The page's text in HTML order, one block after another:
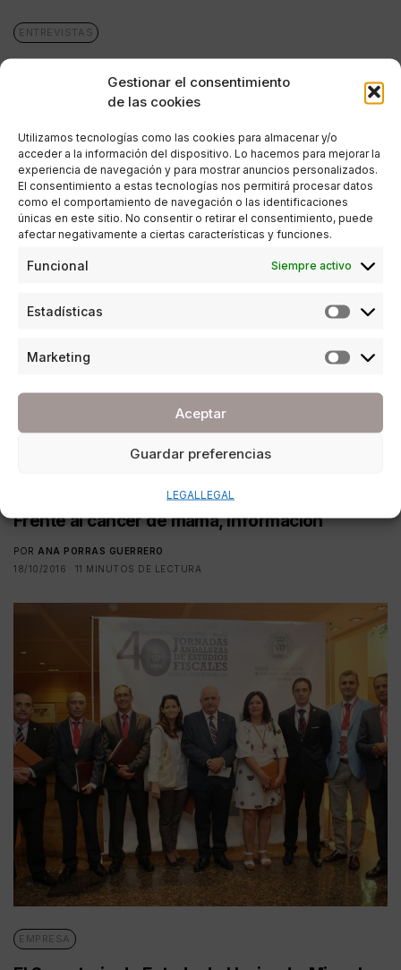
Gestionar el consentimiento
de las cookies
Utilizamos tecnologías como las cookies para almacenar y/o
acceder a la información del dispositivo. Lo hacemos para mejorar la
experiencia de navegación y para mostrar anuncios personalizados.
El consentimiento a estas tecnologías nos permitirá procesar datos
como el comportamiento de navegación o las identificaciones
únicas en este sitio. No consentir o retirar el consentimiento, puede
afectar negativamente a ciertas características y funciones.
Funcional Siempre activo
Estadísticas
Marketing
Aceptar
Guardar preferencias
LEGAL LEGAL
ENTREVISTAS
ANA PORRAS GUERRERO
Frente al cáncer de mama, información
POR ANA PORRAS GUERRERO
18/10/2016
11 MINUTOS DE LECTURA
EMPRESA